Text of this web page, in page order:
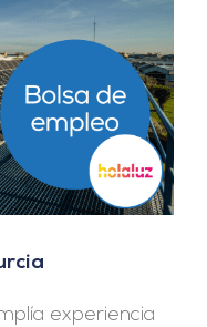
experiencia